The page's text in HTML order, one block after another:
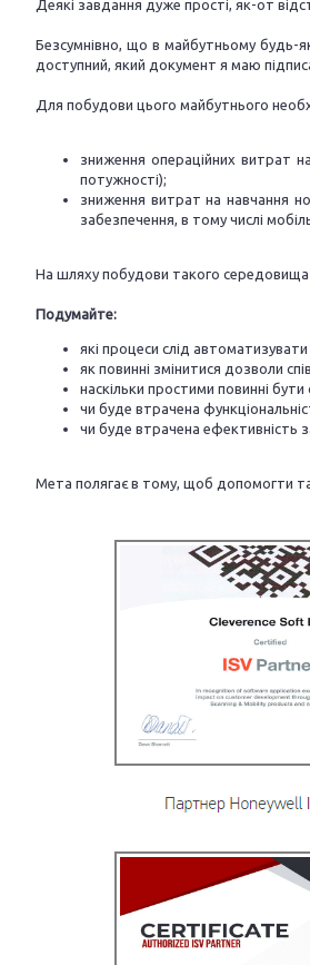
Деякі завдання дуже прості, як-от
Безсумнівно, що в майбутньому будь-
доступний, який документ я маю
Для побудови цього майбутнього
зниження операційних витрат
потужності);
зниження витрат на навчання
забезпечення, в тому числі
На шляху побудови такого середовища
Подумайте:
які процеси слід автоматизувати
як повинні змінитися дозволи
наскільки простими повинні бути
чи буде втрачена
чи буде втрачена ефективність
Мета полягає в тому, щоб допомогти та